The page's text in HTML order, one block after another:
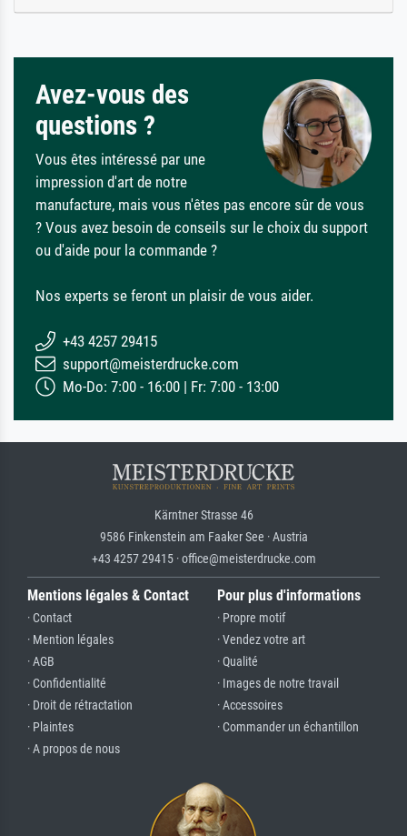
Avez-vous des
questions ?
Vous êtes intéressé par une
impression d'art de notre
manufacture, mais vous n'êtes pas encore sûr de vous
? Vous avez besoin de conseils sur le choix du support
ou d'aide pour la commande ?
Nos experts se feront un plaisir de vous aider.
+43 4257 29415
support@meisterdrucke.com
Mo-Do: 7:00 - 16:00 | Fr: 7:00 - 13:00
Kärntner Strasse 46
9586 Finkenstein am Faaker See · Austria
+43 4257 29415 · office@meisterdrucke.com
Mentions légales & Contact
· Contact
· Mention légales
· AGB
· Confidentialité
· Droit de rétractation
· Plaintes
· A propos de nous
Pour plus d'informations
· Propre motif
· Vendez votre art
· Qualité
· Images de notre travail
· Accessoires
· Commander un échantillon